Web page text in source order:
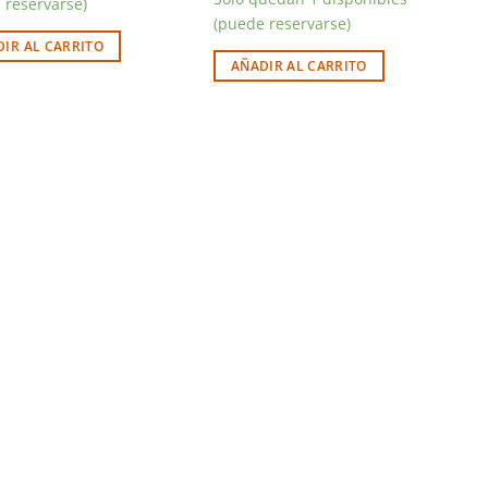
AL CARRITO
(puede reservarse)
AÑADIR AL CARRITO